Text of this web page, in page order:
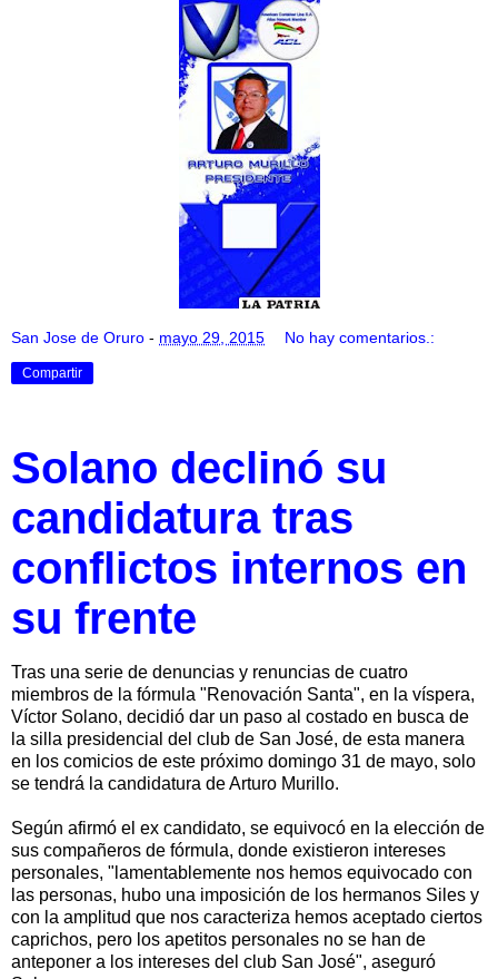
San Jose de Oruro - mayo 29, 2015 No hay comentarios.:
Compartir
Solano declinó su
candidatura tras
conflictos internos en
su frente
Tras una serie de denuncias y renuncias de cuatro
miembros de la fórmula "Renovación Santa", en la víspera,
Víctor Solano, decidió dar un paso al costado en busca de
la silla presidencial del club de San José, de esta manera
en los comicios de este próximo domingo 31 de mayo, solo
se tendrá la candidatura de Arturo Murillo.
Según afirmó el ex candidato, se equivocó en la elección de
sus compañeros de fórmula, donde existieron intereses
personales, "lamentablemente nos hemos equivocado con
las personas, hubo una imposición de los hermanos Siles y
con la amplitud que nos caracteriza hemos aceptado ciertos
caprichos, pero los apetitos personales no se han de
anteponer a los intereses del club San José", aseguró